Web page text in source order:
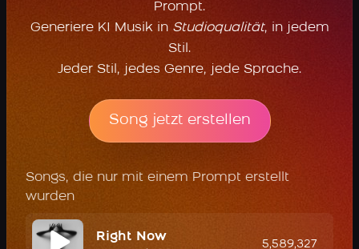
Prompt.
Generiere KI Musik in Studioqualität, in jedem
Stil.
Jeder Stil, jedes Genre, jede Sprache.
Song jetzt erstellen
Songs, die nur mit einem Prompt erstellt
wurden
Right Now
5,589,327